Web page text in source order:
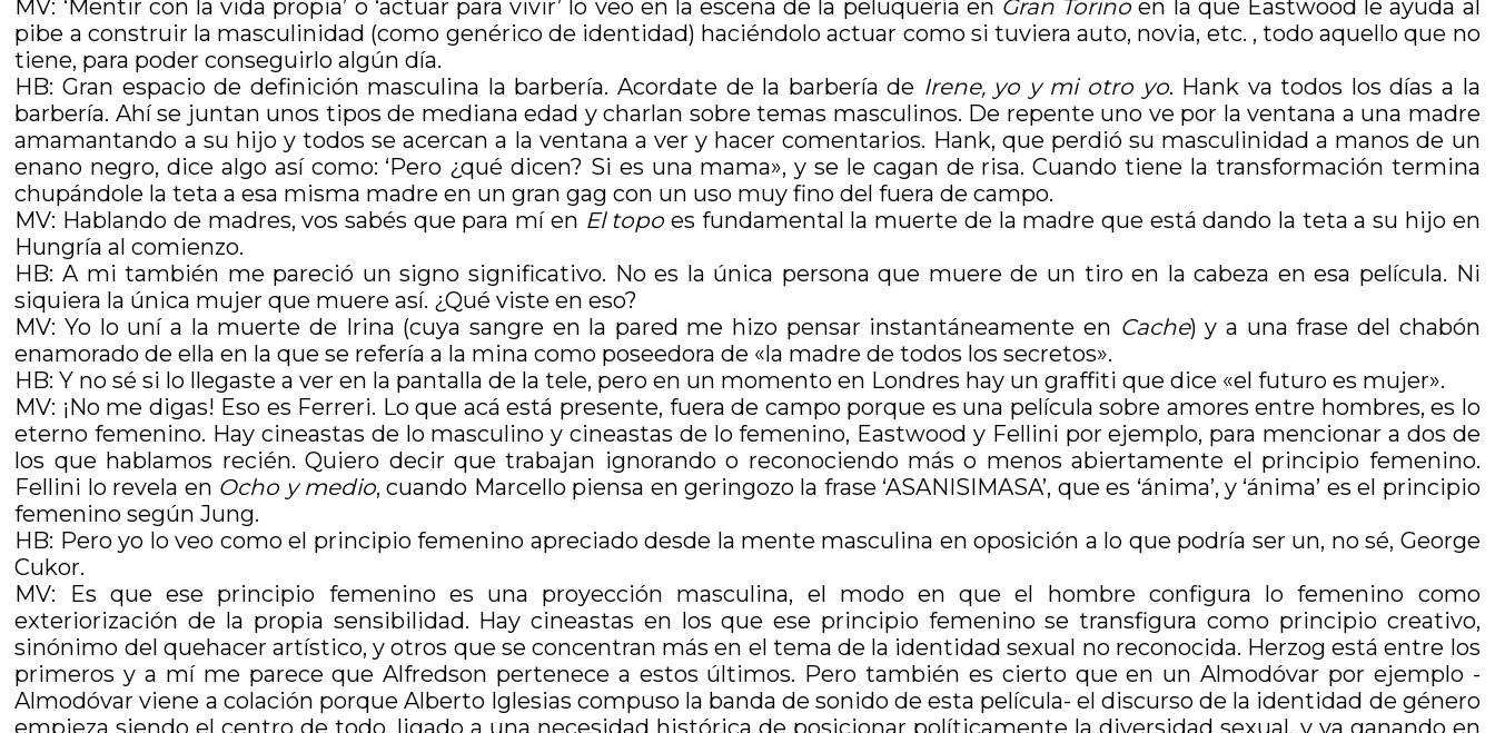
MV: ‘Mentir con la vida propia’ o ‘actuar para vivir’ lo veo en la escena de la peluquería en Gran Torinoen la que Eastwood le ayuda al
pibe a construir la masculinidad (como genérico de identidad) haciéndolo actuar como si tuviera auto, novia, etc. , todo aquello que no
tiene, para poder conseguirlo algún día.
HB: Gran espacio de definición masculina la barbería. Acordate de la barbería de Irene, yo y mi otro yo. Hank va todos los días a la
barbería. Ahí se juntan unos tipos de mediana edad y charlan sobre temas masculinos. De repente uno ve por la ventana a una madre
amamantando a su hijo y todos se acercan a la ventana a ver y hacer comentarios. Hank, que perdió su masculinidad a manos de un
enano negro, dice algo así como: ‘Pero ¿qué dicen? Si es una mama», y se le cagan de risa. Cuando tiene la transformación termina
chupándole la teta a esa misma madre en un gran gag con un uso muy fino del fuera de campo.
MV: Hablando de madres, vos sabés que para mí en El topoes fundamental la muerte de la madre que está dando la teta a su hijo en
Hungría al comienzo.
HB: A mi también me pareció un signo significativo. No es la única persona que muere de un tiro en la cabeza en esa película. Ni
siquiera la única mujer que muere así. ¿Qué viste en eso?
MV: Yo lo uní a la muerte de Irina (cuya sangre en la pared me hizo pensar instantáneamente en Cache) y a una frase del chabón
enamorado de ella en la que se refería a la mina como poseedora de «la madre de todos los secretos».
HB: Y no sé si lo llegaste a ver en la pantalla de la tele, pero en un momento en Londres hay un graffiti que dice «el futuro es mujer».
MV: ¡No me digas! Eso es Ferreri. Lo que acá está presente, fuera de campo porque es una película sobre amores entre hombres, es lo
eterno femenino. Hay cineastas de lo masculino y cineastas de lo femenino, Eastwood y Fellini por ejemplo, para mencionar a dos de
los que hablamos recién. Quiero decir que trabajan ignorando o reconociendo más o menos abiertamente el principio femenino.
Fellini lo revela en Ocho y medio, cuando Marcello piensa en geringozo la frase ‘ASANISIMASA’, que es ‘ánima’, y ‘ánima’ es el principio
femenino según Jung.
HB: Pero yo lo veo como el principio femenino apreciado desde la mente masculina en oposición a lo que podría ser un, no sé, George
Cukor.
MV: Es que ese principio femenino es una proyección masculina, el modo en que el hombre configura lo femenino como
exteriorización de la propia sensibilidad. Hay cineastas en los que ese principio femenino se transfigura como principio creativo,
sinónimo del quehacer artístico, y otros que se concentran más en el tema de la identidad sexual no reconocida. Herzog está entre los
primeros y a mí me parece que Alfredson pertenece a estos últimos. Pero también es cierto que en un Almodóvar por ejemplo -
Almodóvar viene a colación porque Alberto Iglesias compuso la banda de sonido de esta película- el discurso de la identidad de género
empieza siendo el centro de todo, ligado a una necesidad histórica de posicionar políticamente la diversidad sexual, y va ganando en